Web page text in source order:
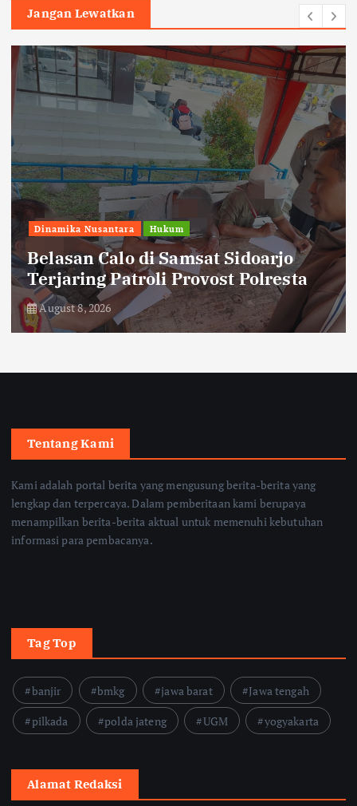
Jangan Lewatkan
Dinamika Nusantara Hukum
Belasan Calo di Samsat Sidoarjo
Terjaring Patroli Provost Polresta
August 8, 2026
Tentang Kami
Kami adalah portal berita yang mengusung berita-berita yang
lengkap dan terpercaya. Dalam pemberitaan kami berupaya
menampilkan berita-berita aktual untuk memenuhi kebutuhan
informasi para pembacanya.
Tag Top
banjir bmkg jawa barat
Jawa tengah
pilkada
polda jateng UGM yogyakarta
Alamat Redaksi